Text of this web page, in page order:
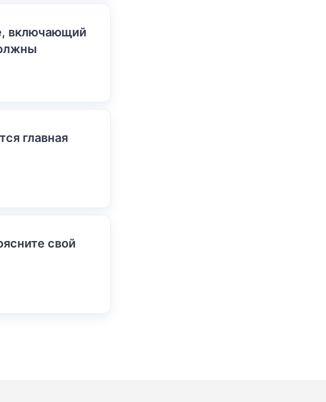
включающий
главная
свой